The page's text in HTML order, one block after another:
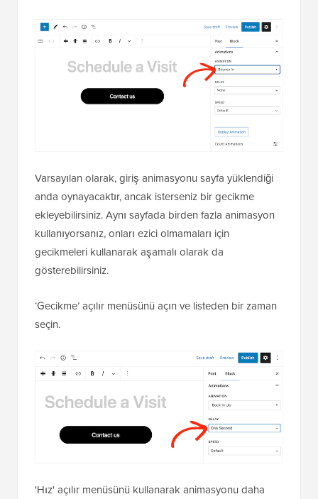
Varsayılan olarak, giriş animasyonu sayfa yüklendiği
anda oynayacaktır, ancak isterseniz bir gecikme
ekleyebilirsiniz. Aynı sayfada birden fazla animasyon
kullanıyorsanız, onları ezici olmamaları için
gecikmeleri kullanarak aşamalı olarak da
gösterebilirsiniz.
‘Gecikme’ açılır menüsünü açın ve listeden bir zaman
seçin.
'Hız' açılır menüsünü kullanarak animasyonu daha